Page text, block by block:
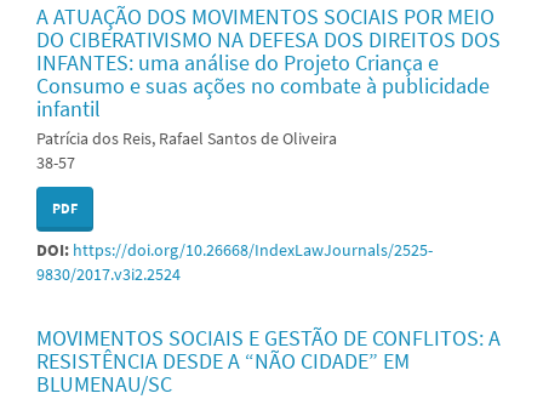
A ATUAÇÃO DOS MOVIMENTOS SOCIAIS POR MEIO
DO CIBERATIVISMO NA DEFESA DOS DIREITOS DOS
INFANTES: uma análise do Projeto Criança e
Consumo e suas ações no combate à publicidade
infantil
Patrícia dos Reis, Rafael Santos de Oliveira
38-57
PDF
DOI: https://doi.org/10.26668/IndexLawJournals/2525-
9830/2017.v3i2.2524
MOVIMENTOS SOCIAIS E GESTÃO DE CONFLITOS: A
RESISTÊNCIA DESDE A “NÃO CIDADE” EM
BLUMENAU/SC